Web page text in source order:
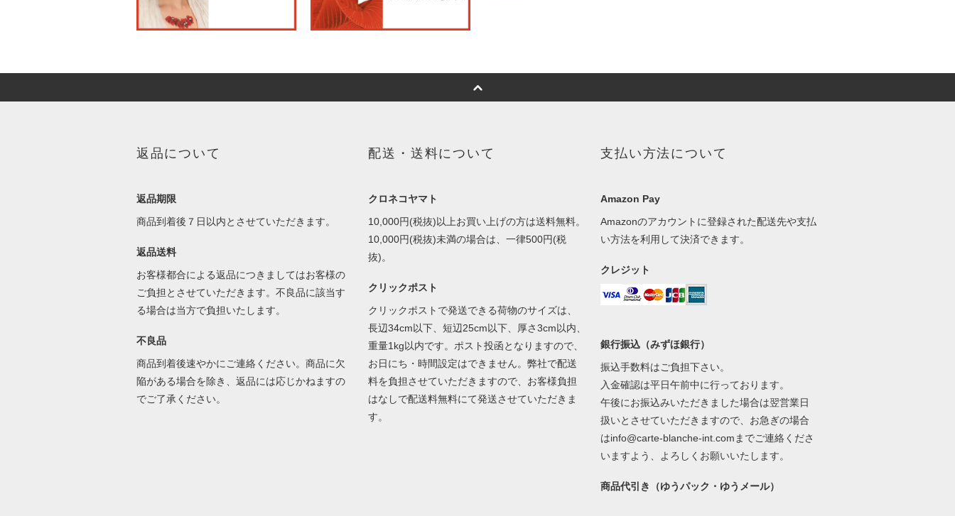
返品について
返品期限
商品到着後７日以内とさせていただきます。
返品送料
お客様都合による返品につきましてはお客様の
ご負担とさせていただきます。不良品に該当す
る場合は当方で負担いたします。
不良品
商品到着後速やかにご連絡ください。商品に欠
陥がある場合を除き、返品には応じかねますの
でご了承ください。
配送・送料について
クロネコヤマト
10,000円(税抜)以上お買い上げの方は送料無料。
10,000円(税抜)未満の場合は、一律500円(税
抜)。
クリックポスト
クリックポストで発送できる荷物のサイズは、
長辺34cm以下、短辺25cm以下、厚さ3cm以内、
重量1kg以内です。ポスト投函となりますので、
お日にち・時間設定はできません。弊社で配送
料を負担させていただきますので、お客様負担
はなしで配送料無料にて発送させていただきま
す。
支払い方法について
Amazon Pay
Amazonのアカウントに登録された配送先や支払
い方法を利用して決済できます。
クレジット
銀行振込（みずほ銀行）
振込手数料はご負担下さい。
入金確認は平日午前中に行っております。
午後にお振込みいただきました場合は翌営業日
扱いとさせていただきますので、お急ぎの場合
はinfo@carte-blanche-int.comまでご連絡くださ
いますよう、よろしくお願いいたします。
商品代引き（ゆうパック・ゆうメール）